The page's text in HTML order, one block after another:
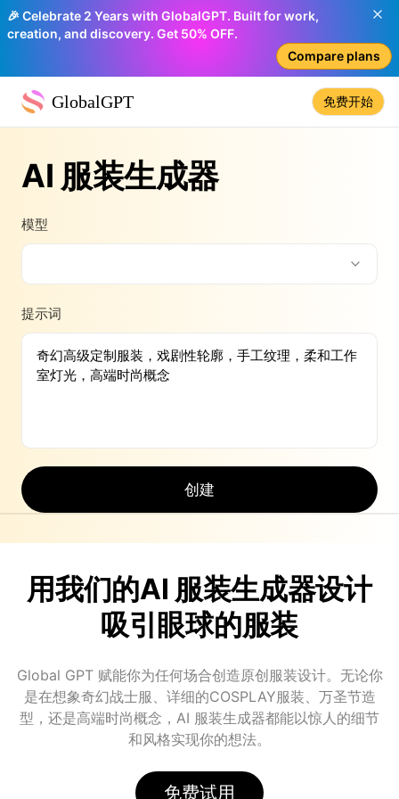
🎉 Celebrate 2 Years with GlobalGPT. Built for work,
creation, and discovery. Get 50% OFF.
Compare plans
GlobalGPT 免费开始
AI 服装生成器
模型
提示词
创建
用我们的AI 服装生成器设计
吸引眼球的服装
Global GPT 赋能你为任何场合创造原创服装设计。无论你
是在想象奇幻战士服、详细的COSPLAY服装、万圣节造
型，还是高端时尚概念，AI 服装生成器都能以惊人的细节
和风格实现你的想法。
免费试用